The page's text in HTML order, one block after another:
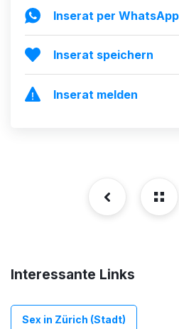
Inserat per
Inserat speichern
Inserat melden
Interessante Links
Sex in Zürich (Stadt)